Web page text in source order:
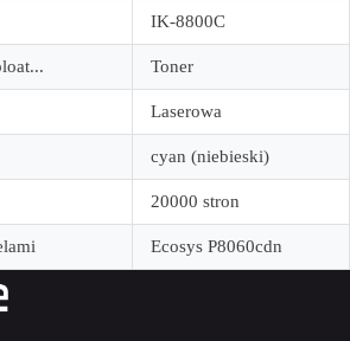
IK-8800C
Toner
Laserowa
cyan (niebieski)
20000 stron
Ecosys P8060cdn